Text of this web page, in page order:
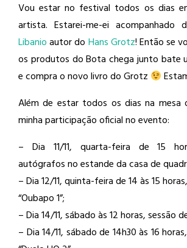
Vou estar no festival todos os dias
artista. Estarei-me-ei acompanhado
Libanio​ autor do Hans Grotz​! Então se
os produtos do Bota chega junto bate
e compra o novo livro do Grotz
Além de estar todos os dias na mesa
minha participação oficial no evento:
– Dia 11/11, quarta-feira de 15
autógrafos no estande da casa de
– Dia 12/11, quinta-feira de 14 às 15
“Oubapo 1”;
– Dia 14/11, sábado às 12 horas, sessão
– Dia 14/11, sábado de 14h30 às 16